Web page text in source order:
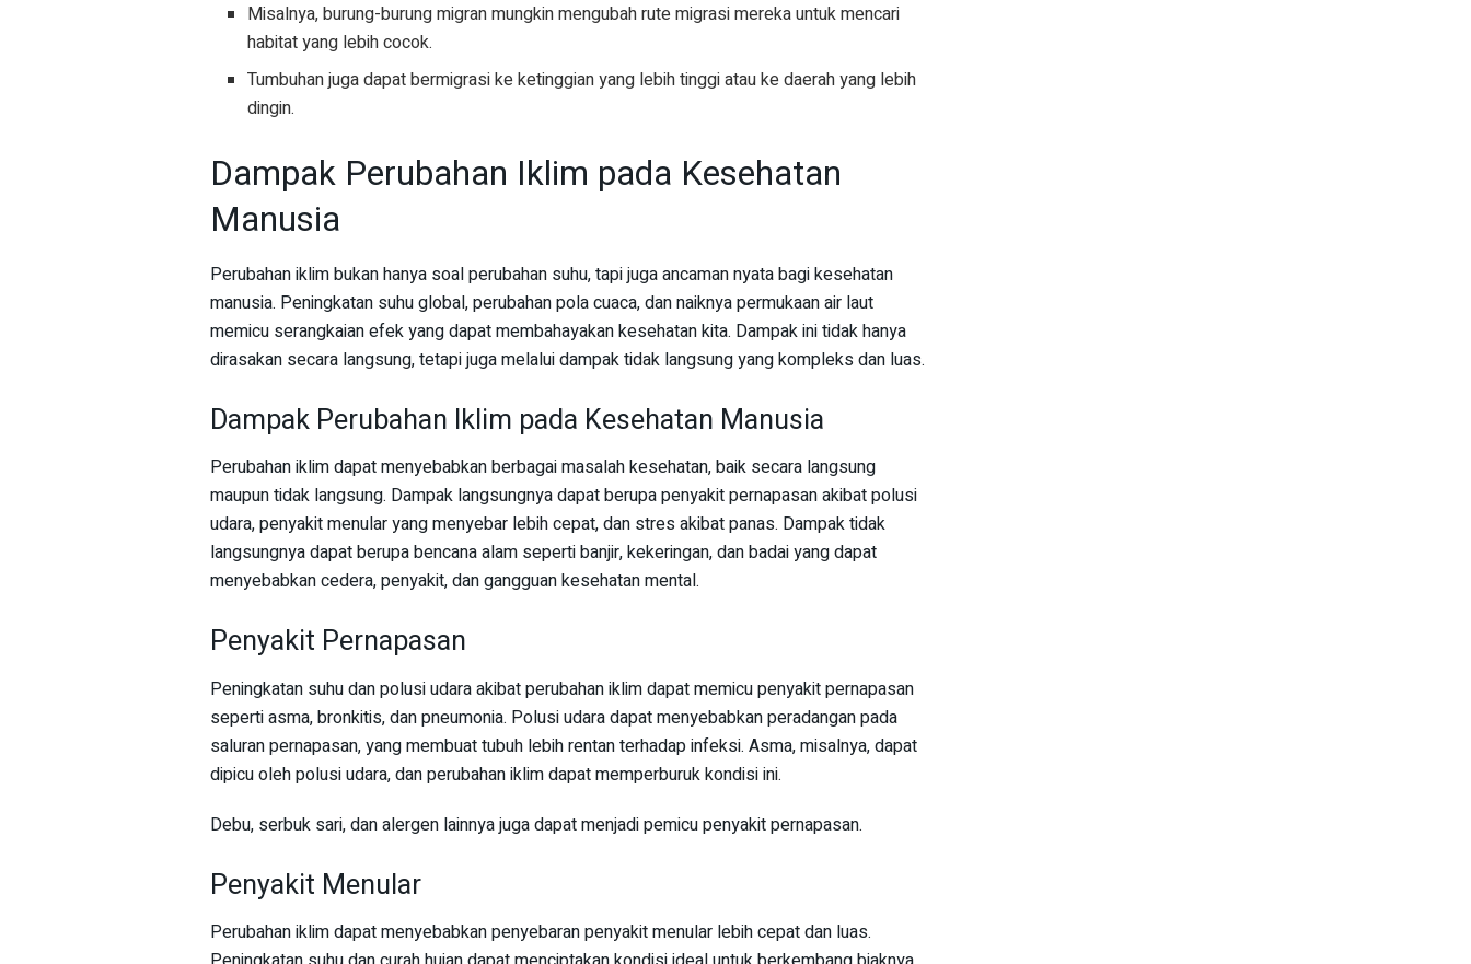
Misalnya, burung-burung migran mungkin mengubah rute migrasi mereka untuk mencari
habitat yang lebih cocok.
Tumbuhan juga dapat bermigrasi ke ketinggian yang lebih tinggi atau ke daerah yang lebih
dingin.
Dampak Perubahan Iklim pada Kesehatan
Manusia
Perubahan iklim bukan hanya soal perubahan suhu, tapi juga ancaman nyata bagi kesehatan
manusia. Peningkatan suhu global, perubahan pola cuaca, dan naiknya permukaan air laut
memicu serangkaian efek yang dapat membahayakan kesehatan kita. Dampak ini tidak hanya
dirasakan secara langsung, tetapi juga melalui dampak tidak langsung yang kompleks dan luas.
Dampak Perubahan Iklim pada Kesehatan Manusia
Perubahan iklim dapat menyebabkan berbagai masalah kesehatan, baik secara langsung
maupun tidak langsung. Dampak langsungnya dapat berupa penyakit pernapasan akibat polusi
udara, penyakit menular yang menyebar lebih cepat, dan stres akibat panas. Dampak tidak
langsungnya dapat berupa bencana alam seperti banjir, kekeringan, dan badai yang dapat
menyebabkan cedera, penyakit, dan gangguan kesehatan mental.
Penyakit Pernapasan
Peningkatan suhu dan polusi udara akibat perubahan iklim dapat memicu penyakit pernapasan
seperti asma, bronkitis, dan pneumonia. Polusi udara dapat menyebabkan peradangan pada
saluran pernapasan, yang membuat tubuh lebih rentan terhadap infeksi. Asma, misalnya, dapat
dipicu oleh polusi udara, dan perubahan iklim dapat memperburuk kondisi ini.
Debu, serbuk sari, dan alergen lainnya juga dapat menjadi pemicu penyakit pernapasan.
Penyakit Menular
Perubahan iklim dapat menyebabkan penyebaran penyakit menular lebih cepat dan luas.